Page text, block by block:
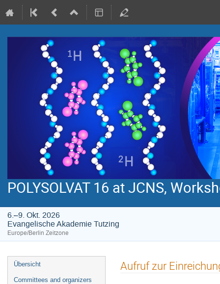
POLYSOLVAT 16 at JCNS,
6.–9. Okt. 2026
Evangelische Akademie Tutzing
Europe/Berlin Zeitzone
Veranstaltungsmenü
Übersicht
Committees and organizers
Aufruf zur